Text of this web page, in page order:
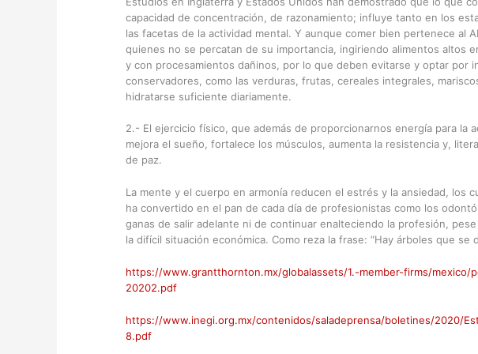
capacidad de concentración, de razonamiento; influye tanto en los
las facetas de la actividad mental. Y aunque comer bien pertenece al
quienes no se percatan de su importancia, ingiriendo alimentos altos
y con procesamientos dañinos, por lo que deben evitarse y optar por
conservadores, como las verduras, frutas, cereales integrales,
hidratarse suficiente diariamente.
2.- El ejercicio físico, que además de proporcionarnos energía para la
mejora el sueño, fortalece los músculos, aumenta la resistencia y,
de paz.
La mente y el cuerpo en armonía reducen el estrés y la ansiedad, los
ha convertido en el pan de cada día de profesionistas como los
ganas de salir adelante ni de continuar enalteciendo la profesión,
la difícil situación económica. Como reza la frase: “Hay árboles que se
https://www.grantthornton.mx/globalassets/1.-member-firms/
20202.pdf
https://www.inegi.org.mx/contenidos/saladeprensa/boletines/2020/
8.pdf